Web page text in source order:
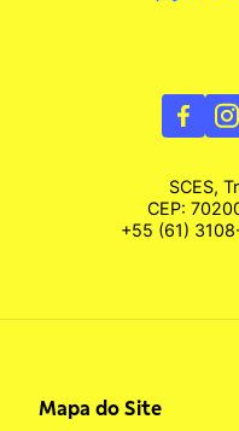
SCES,
CEP:
+55 (61)
Mapa do Site